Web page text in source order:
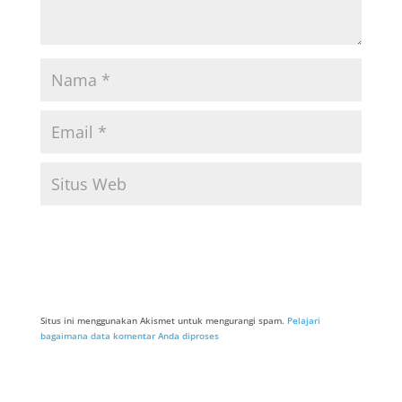
Situs ini menggunakan Akismet untuk mengurangi spam. Pelajari
bagaimana data komentar Anda diproses